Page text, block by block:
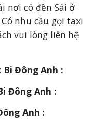
nơi có đền Sái ở
nhu cầu gọi taxi
Bi Đông Anh :
Đông Anh :
Anh :